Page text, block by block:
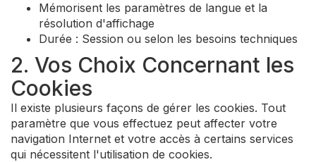
Mémorisent les paramètres de langue et la
résolution d'affichage
Durée : Session ou selon les besoins techniques
2. Vos Choix Concernant les
Cookies
Il existe plusieurs façons de gérer les cookies. Tout
paramètre que vous effectuez peut affecter votre
navigation Internet et votre accès à certains services
qui nécessitent l'utilisation de cookies.